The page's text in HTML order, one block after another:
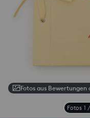
Fotos aus Bewertungen
Fotos 1 /